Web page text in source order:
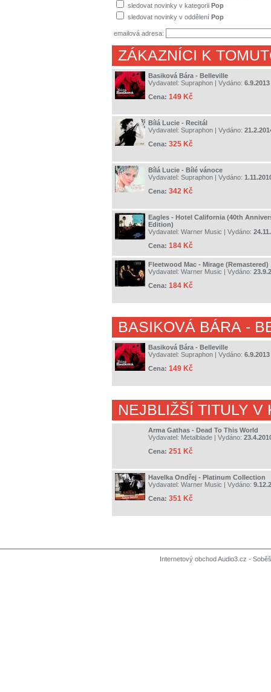
sledovat novinky v kategorii Pop
sledovat novinky v oddělení Pop
emailová adresa:
ZÁKAZNÍCI K
Basiková Bára - Belleville
Vydavatel: Supraphon | Vydáno: 6.9.2013
Cena: 149 Kč
Bílá Lucie - Recitál
Vydavatel: Supraphon | Vydáno:
Cena: 325 Kč
Bílá Lucie - Bílé vánoce
Vydavatel: Supraphon | Vydáno:
Cena: 342 Kč
Eagles - Hotel California (40th
Edition)
Vydavatel: Warner Music | Vydáno:
Cena: 184 Kč
Fleetwood Mac - Mirage (Remastered)
Vydavatel: Warner Music | Vydáno:
Cena: 184 Kč
BASIKOVÁ BÁRA -
Basiková Bára - Belleville
Vydavatel: Supraphon | Vydáno: 6.9.2013
Cena: 149 Kč
NEJBLIŽŠÍ TITULY V
Arma Gathas - Dead To This World
Vydavatel: Metalblade | Vydáno:
Cena: 251 Kč
Havelka Ondřej - Platinum Collection
Vydavatel: Warner Music | Vydáno:
Cena: 351 Kč
Internetový obchod Audio3.cz -